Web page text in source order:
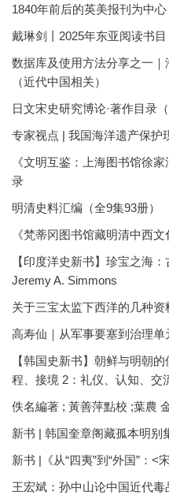
1840年前后的英美报刊为中心
戴琳剑丨2025年东亚阅读书
数据库及使用方法分享之一
（近代中国相关）
日文宋史研究博论·著作目录（
专家视点 | 我国海洋遗产保护
《文明互鉴：上海图书馆徐
录
明清史料汇编（全9集93册）
《梵蒂冈图书馆藏明清中西
【印度洋史新书】珍宝之海
Jeremy A. Simmons
关于三宝太监下西洋的几种资
高寿仙｜从军事要塞到治理
【韩国史新书】朝鲜与明朝
程、接境 2：礼仪、认知、交
佚名編著 ; 黃善萍點校 ;葉農
新书 | 韩国奎章阁藏孤本明别
新书 |《从“四夷”到“外国”：<
王宏斌：孙中山论中国近代毒